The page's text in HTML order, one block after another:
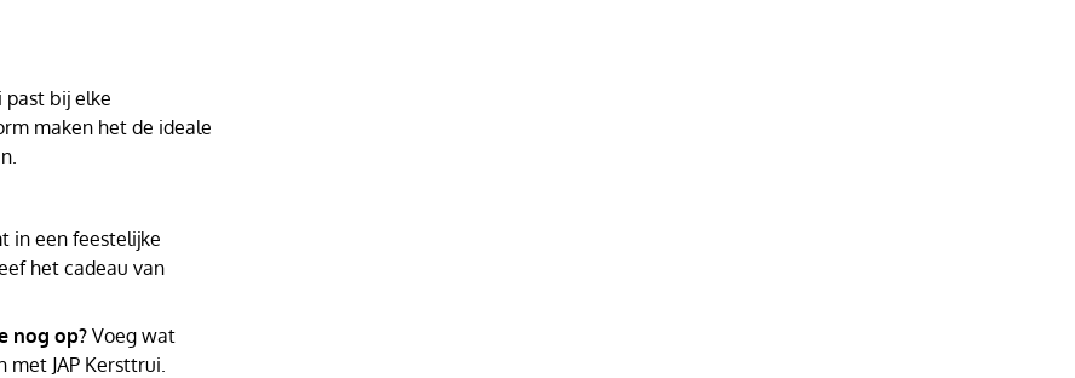
past bij elke
maken het de ideale
in een feestelijke
het cadeau van
nog op? Voeg wat
JAP Kersttrui.